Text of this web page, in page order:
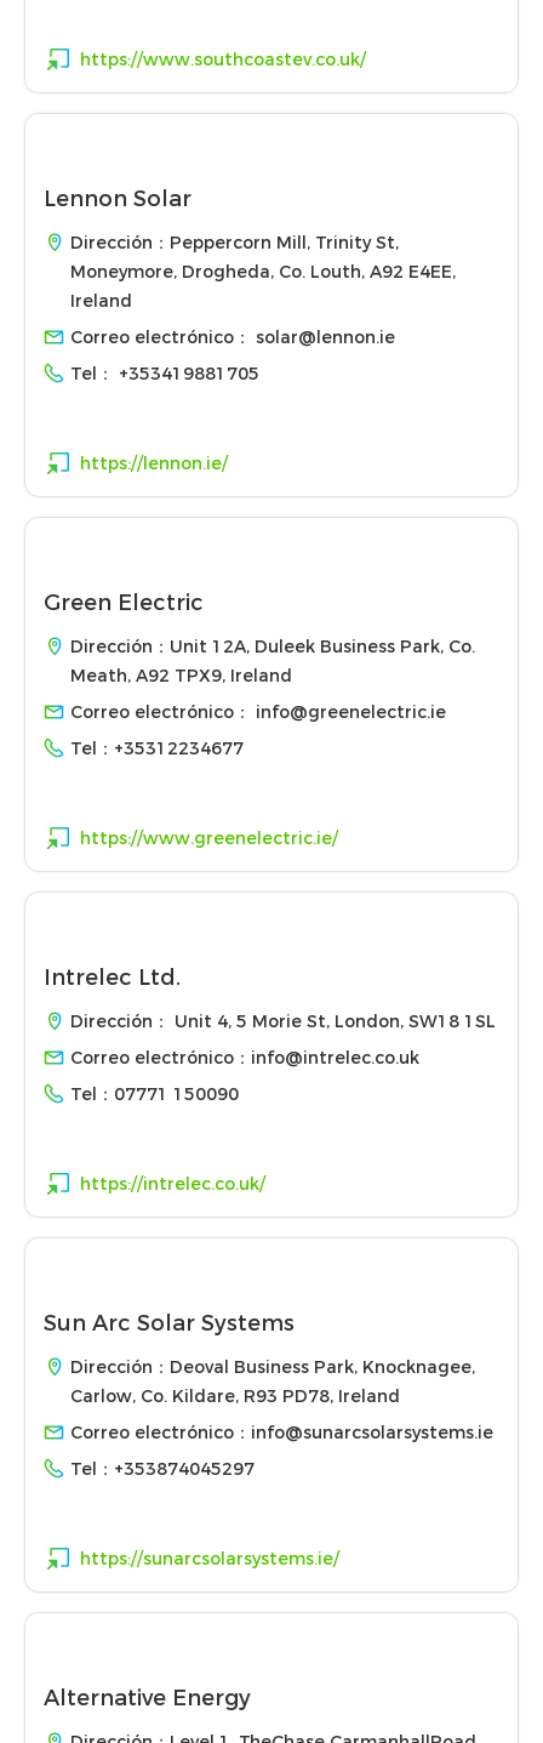
https://www.southcoastev.co.uk/
Lennon Solar
Dirección：Peppercorn Mill, Trinity St,
Moneymore, Drogheda, Co. Louth, A92 E4EE,
Ireland
Correo electrónico： solar@lennon.ie
Tel：
+353419881705
https://lennon.ie/
Green Electric
Dirección：Unit 12A, Duleek Business Park, Co.
Meath, A92 TPX9, Ireland
Correo electrónico：
info@greenelectric.ie
Tel： +35312234677
https://www.greenelectric.ie/
Intrelec Ltd.
Dirección： Unit 4, 5 Morie St, London, SW18 1SL
Correo electrónico： info@intrelec.co.uk
Tel： 07771 150090
https://intrelec.co.uk/
Sun Arc Solar Systems
Dirección：Deoval Business Park, Knocknagee,
Carlow, Co. Kildare, R93 PD78, Ireland
Correo electrónico： info@sunarcsolarsystems.ie
Tel： +353874045297
https://sunarcsolarsystems.ie/
Alternative Energy